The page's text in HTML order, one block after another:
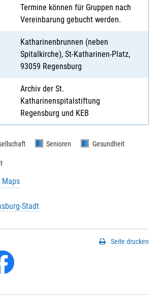
Termine können für Gruppen nach
Vereinbarung gebucht werden.
Katharinenbrunnen (neben
Spitalkirche), St-Katharinen-Platz,
93059 Regensburg
Archiv der St.
Katharinenspitalstiftung
Regensburg und KEB
Senioren Gesundheit
Maps
Stadt
Seite drucken